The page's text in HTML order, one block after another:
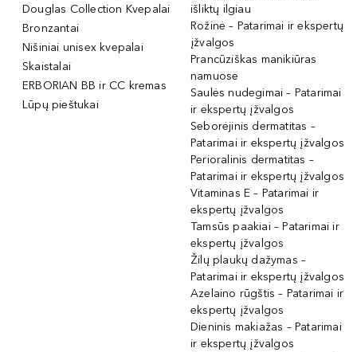
Douglas Collection Kvepalai
Bronzantai
Nišiniai unisex kvepalai
Skaistalai
ERBORIAN BB ir CC kremas
Lūpų pieštukai
išliktų ilgiau
Rožinė – Patarimai ir ekspertų
įžvalgos
Prancūziškas manikiūras
namuose
Saulės nudegimai – Patarimai
ir ekspertų įžvalgos
Seborėjinis dermatitas –
Patarimai ir ekspertų įžvalgos
Perioralinis dermatitas –
Patarimai ir ekspertų įžvalgos
Vitaminas E – Patarimai ir
ekspertų įžvalgos
Tamsūs paakiai – Patarimai ir
ekspertų įžvalgos
Žilų plaukų dažymas –
Patarimai ir ekspertų įžvalgos
Azelaino rūgštis – Patarimai ir
ekspertų įžvalgos
Dieninis makiažas – Patarimai
ir ekspertų įžvalgos